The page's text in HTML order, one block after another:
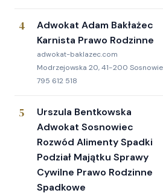
4
Adwokat Adam Bakłażec
Karnista Prawo Rodzinne
adwokat-baklazec.com
Modrzejowska 20, 41-200
795 612 518
5
Urszula Bentkowska
Adwokat Sosnowiec
Rozwód Alimenty Spadki
Podział Majątku Sprawy
Cywilne Prawo Rodzinne
Spadkowe